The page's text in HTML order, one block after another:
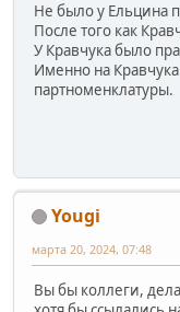
Не было у Ельцина
После того как
У Кравчука было
Именно на
партноменклатуры.
Yougi
марта 20, 2024, 07:48
Вы бы коллеги,